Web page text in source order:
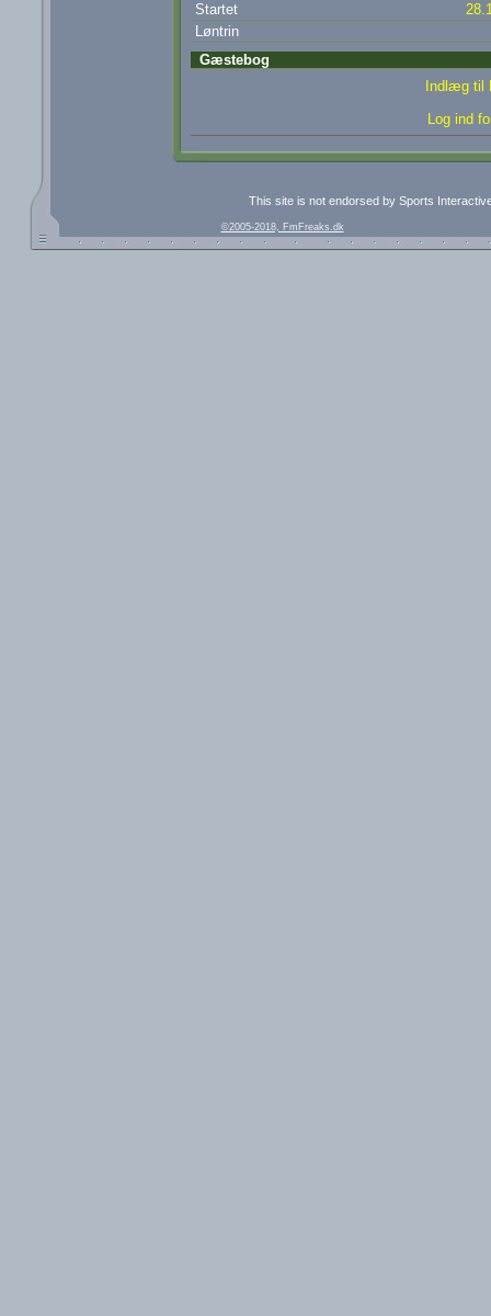
Startet
Løntrin
Gæstebog
Indlæg til
Log ind
This site is not endorsed by Sports
©2005-2018, FmFreaks.dk